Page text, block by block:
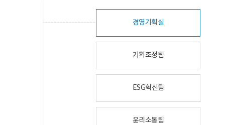
경영기획실
기획조정팀
ESG혁신팀
윤리소통팀